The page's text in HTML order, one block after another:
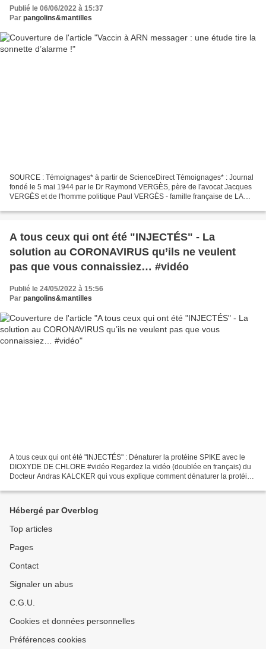
Publié le 06/06/2022 à 15:37
Par pangolins&mantilles
SOURCE : Témoignages* à partir de ScienceDirect Témoignages* : Journal
fondé le 5 mai 1944 par le Dr Raymond VERGÈS, père de l'avocat Jacques
VERGÈS et de l'homme politique Paul VERGÈS - famille française de LA
A tous ceux qui ont été "INJECTÉS" - La
solution au CORONAVIRUS qu’ils ne veulent
pas que vous connaissiez… #vidéo
Publié le 24/05/2022 à 15:56
Par pangolins&mantilles
A tous ceux qui ont été "INJECTÉS" : Dénaturer la protéine SPIKE avec le
DIOXYDE DE CHLORE #vidéo Regardez la vidéo (doublée en français) du
Docteur Andras KALCKER qui vous explique comment dénaturer la protéine
Hébergé par Overblog
Top articles
Pages
Contact
Signaler un abus
C.G.U.
Cookies et données personnelles
Préférences cookies